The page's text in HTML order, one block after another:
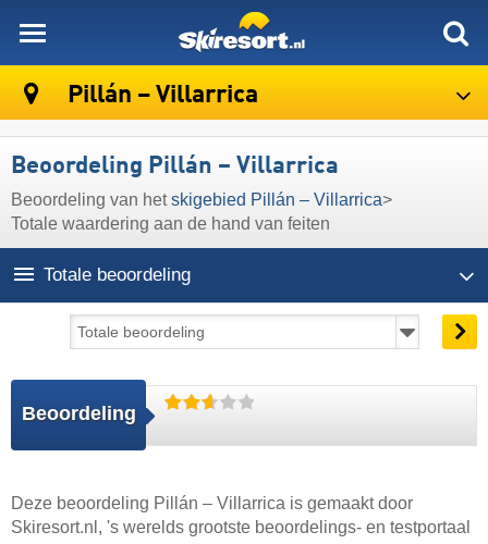
Pillán – Villarrica
Beoordeling Pillán – Villarrica
Beoordeling van hetskigebied Pillán – Villarrica>
Totale waardering aan de hand van feiten
Totale beoordeling
Beoordeling
Deze beoordeling Pillán – Villarrica is gemaakt door
Skiresort.nl , 's werelds grootste beoordelings- en testportaal